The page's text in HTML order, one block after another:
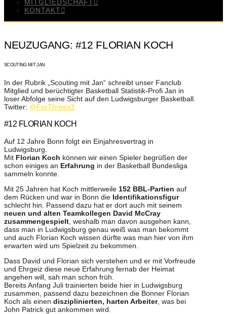
MITGLIEDSCHAFT
KONTAKT
NEUZUGANG: #12 FLORIAN KOCH
SCOUTING MIT JAN
In der Rubrik „Scouting mit Jan“ schreibt unser Fanclub
Mitglied und berüchtigter Basketball Statistik-Profi Jan in
loser Abfolge seine Sicht auf den Ludwigsburger Basketball.
Twitter: @ForThreex3
#12 FLORIAN KOCH
Auf 12 Jahre Bonn folgt ein Einjahresvertrag in
Ludwigsburg.
Mit Florian Koch können wir einen Spieler begrüßen der
schon einiges an Erfahrung in der Basketball Bundesliga
sammeln konnte.
Mit 25 Jahren hat Koch mittlerweile 152 BBL-Partien auf
dem Rücken und war in Bonn die Identifikationsfigur
schlecht hin. Passend dazu hat er dort auch mit seinem
neuen und alten Teamkollegen David McCray
zusammengespielt , weshalb man davon ausgehen kann,
dass man in Ludwigsburg genau weiß was man bekommt
und auch Florian Koch wissen dürfte was man hier von ihm
erwarten wird um Spielzeit zu bekommen.
Dass David und Florian sich verstehen und er mit Vorfreude
und Ehrgeiz diese neue Erfahrung fernab der Heimat
angehen will, sah man schon früh.
Bereits Anfang Juli trainierten beide hier in Ludwigsburg
zusammen, passend dazu bezeichnen die Bonner Florian
Koch als einen disziplinierten, harten Arbeiter, was bei
John Patrick gut ankommen wird.